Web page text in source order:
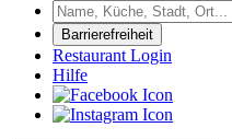
Barrierefreiheit
Restaurant Login
Hilfe